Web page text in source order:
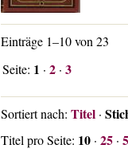
Einträge 1–10 von 23
Seite: 1 · 2 · 3
Sortiert nach: Titel ·
Titel pro Seite: 10 · 25 ·